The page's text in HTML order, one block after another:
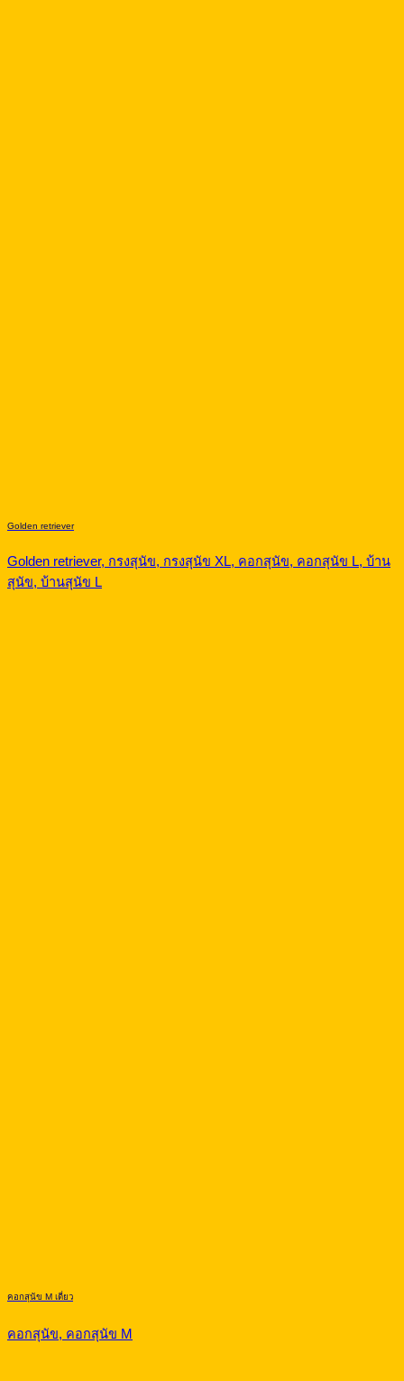
Golden retriever
Golden retriever, กรงสุนัข, กรงสุนัข XL, คอกสุนัข, คอกสุนัข L, บ้าน
สุนัข, บ้านสุนัข L
คอกสุนัข M เดี่ยว
คอกสุนัข, คอกสุนัข M